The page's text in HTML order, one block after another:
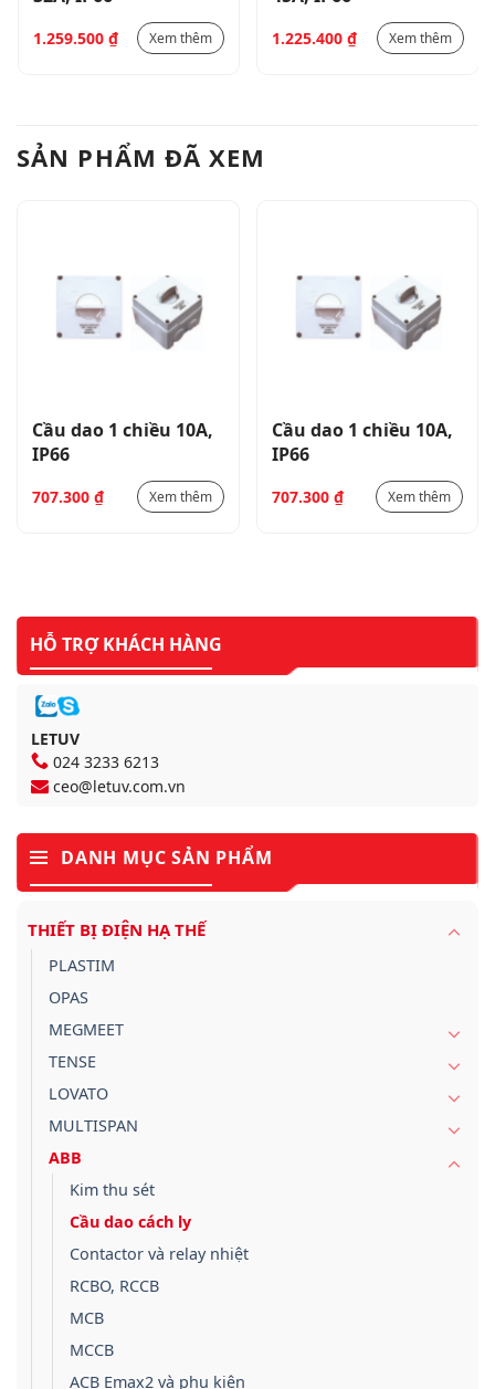
1.259.500 ₫ Xem thêm 1.225.400 ₫ Xem thêm
SẢN PHẨM ĐÃ XEM
Cầu dao 1 chiều 10A,
IP66
707.300 ₫ Xem thêm
Cầu dao 1 chiều 10A,
IP66
707.300 ₫ Xem thêm
HỖ TRỢ KHÁCH HÀNG
LETUV
024 3233 6213
ceo@letuv.com.vn
DANH MỤC SẢN PHẨM
THIẾT BỊ ĐIỆN HẠ THẾ
PLASTIM
OPAS
MEGMEET
TENSE
LOVATO
MULTISPAN
ABB
Kim thu sét
Cầu dao cách ly
Contactor và relay nhiệt
RCBO, RCCB
MCB
MCCB
ACB Emax2 và phụ kiện